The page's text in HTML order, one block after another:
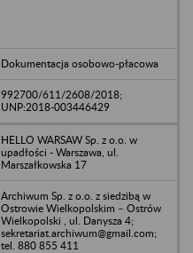
Dokumentacja osobowo-płacowa
992700/611/2608/2018;
UNP:2018-003446429
HELLO WARSAW Sp. z o.o. w
upadłości - Warszawa, ul.
Marszałkowska 17
Archiwum Sp. z o.o. z siedzibą w
Ostrowie Wielkopolskim – Ostrów
Wielkopolski , ul. Danysza 4;
sekretariat.archiwum@gmail.com;
tel. 880 855 411